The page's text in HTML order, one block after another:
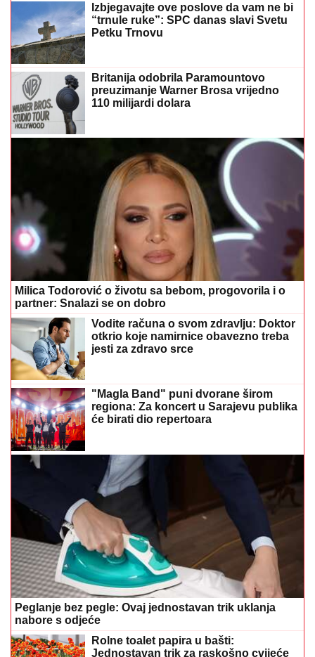
Izbjegavajte ove poslove da vam ne bi
“trnule ruke”: SPC danas slavi Svetu
Petku Trnovu
Britanija odobrila Paramountovo
preuzimanje Warner Brosa vrijedno
110 milijardi dolara
Milica Todorović o životu sa bebom, progovorila i o
partner: Snalazi se on dobro
Vodite računa o svom zdravlju: Doktor
otkrio koje namirnice obavezno treba
jesti za zdravo srce
"Magla Band" puni dvorane širom
regiona: Za koncert u Sarajevu publika
će birati dio repertoara
Peglanje bez pegle: Ovaj jednostavan trik uklanja
nabore s odjeće
Rolne toalet papira u bašti:
Jednostavan trik za raskošno cvijeće